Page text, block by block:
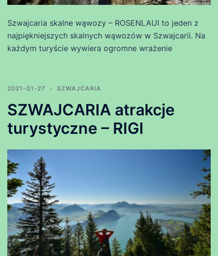
Szwajcaria skalne wąwozy – ROSENLAUI to jeden z
najpiękniejszych skalnych wąwozów w Szwajcarii. Na
każdym turyście wywiera ogromne wrażenie
2021-01-27 SZWAJCARIA
SZWAJCARIA atrakcje
turystyczne – RIGI